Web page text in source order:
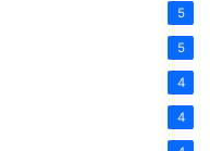
5
5
4
4